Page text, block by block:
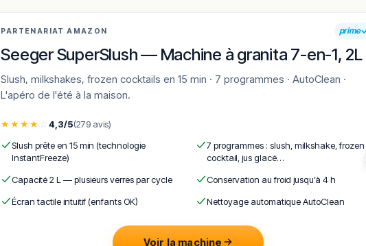
PARTENARIAT AMAZON prime
Seeger SuperSlush — Machine à granita 7-en-1, 2L
Slush, milkshakes, frozen cocktails en 15 min · 7 programmes · AutoClean ·
L'apéro de l'été à la maison.
★★★★ ☆4,3/5(279 avis)
Slush prête en 15 min (technologie
InstantFreeze)
7 programmes : slush, milkshake, frozen
cocktail, jus glacé…
Capacité 2 L — plusieurs verres par cycle
Conservation au froid jusqu’à 4 h
Écran tactile intuitif (enfants OK)
Nettoyage automatique AutoClean
Voir la machine